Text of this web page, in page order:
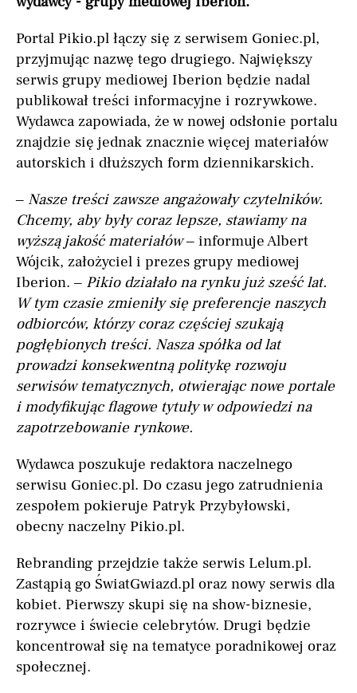
Portal Pikio.pl łączy się z serwisem Goniec.pl,
przyjmując nazwę tego drugiego. Największy
serwis grupy mediowej Iberion będzie nadal
publikował treści informacyjne i rozrywkowe.
Wydawca zapowiada, że w nowej odsłonie portalu
znajdzie się jednak znacznie więcej materiałów
autorskich i dłuższych form dziennikarskich.
– Nasze treści zawsze angażowały czytelników.
Chcemy, aby były coraz lepsze, stawiamy na
wyższą jakość materiałów– informuje Albert
Wójcik, założyciel i prezes grupy mediowej
Iberion. – Pikio działało na rynku już sześć lat.
W tym czasie zmieniły się preferencje naszych
odbiorców, którzy coraz częściej szukają
pogłębionych treści. Nasza spółka od lat
prowadzi konsekwentną politykę rozwoju
serwisów tematycznych, otwierając nowe portale
i modyfikując flagowe tytuły w odpowiedzi na
zapotrzebowanie rynkowe.
Wydawca poszukuje redaktora naczelnego
serwisu Goniec.pl. Do czasu jego zatrudnienia
zespołem pokieruje Patryk Przybyłowski,
obecny naczelny Pikio.pl.
Rebranding przejdzie także serwis Lelum.pl.
Zastąpią go ŚwiatGwiazd.pl oraz nowy serwis dla
kobiet. Pierwszy skupi się na show-biznesie,
rozrywce i świecie celebrytów. Drugi będzie
koncentrował się na tematyce poradnikowej oraz
społecznej.